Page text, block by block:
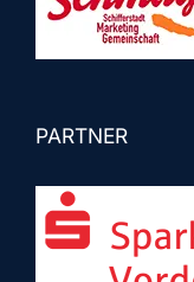
PARTNER